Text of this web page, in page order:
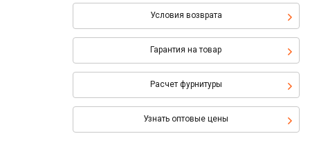
Условия возврата
Гарантия на товар
Расчет фурнитуры
Узнать оптовые цены